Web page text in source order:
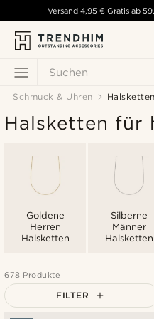
Suchen
Versand 4,95 € Gratis ab
Schmuck & Uhren Halsketten
Halsketten für
Goldene
Herren
Halsketten
Silberne
Männer
Halsketten
678 Produkte
FILTER